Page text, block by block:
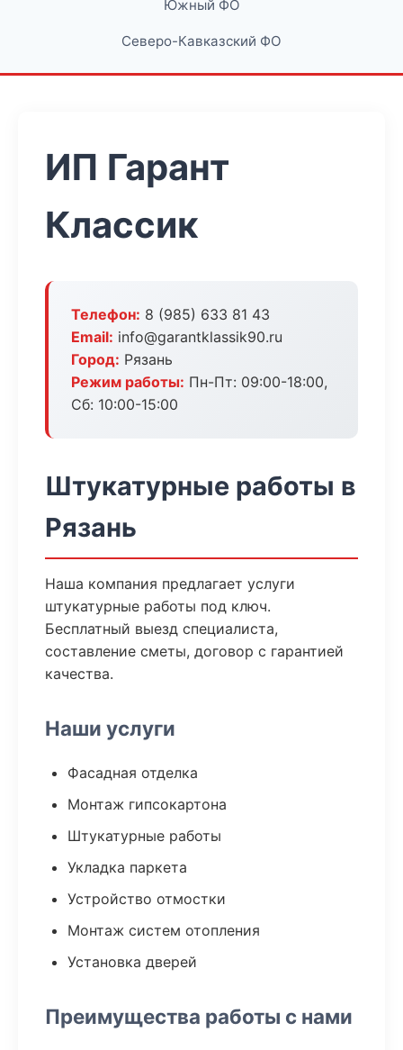
Южный ФО
Северо-Кавказский ФО
ИП Гарант
Классик
Телефон: 8 (985) 633 81 43
Email: info@garantklassik90.ru
Город: Рязань
Режим работы: Пн-Пт: 09:00-18:00,
Сб: 10:00-15:00
Штукатурные работы в
Рязань
Наша компания предлагает услуги
штукатурные работы под ключ.
Бесплатный выезд специалиста,
составление сметы, договор с гарантией
качества.
Наши услуги
Фасадная отделка
Монтаж гипсокартона
Штукатурные работы
Укладка паркета
Устройство отмостки
Монтаж систем отопления
Установка дверей
Преимущества работы с нами